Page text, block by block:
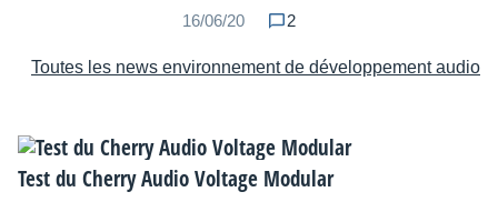
16/06/20
2
Toutes les news environnement de développement audio
Test du Cherry Audio Voltage Modular